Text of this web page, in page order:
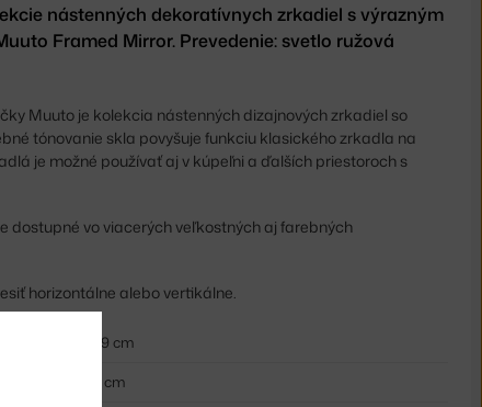
nástenných dekoratívnych zrkadiel s výrazným
Framed Mirror. Prevedenie: svetlo ružová
Muuto je kolekcia nástenných dizajnových zrkadiel so
tónovanie skla povyšuje funkciu klasického zrkadla na
je možné používať aj v kúpeľni a ďalších priestoroch s
dostupné vo viacerých veľkostných aj farebných
horizontálne alebo vertikálne.
59 cm
4 cm